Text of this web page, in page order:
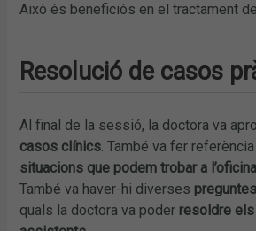
Això és beneficiós en el tractament
Resolució de casos
Al final de la sessió, la doctora va
casos clínics. També va fer
situacions que podem trobar a
També va haver-hi diverses
quals la doctora va poder resoldre